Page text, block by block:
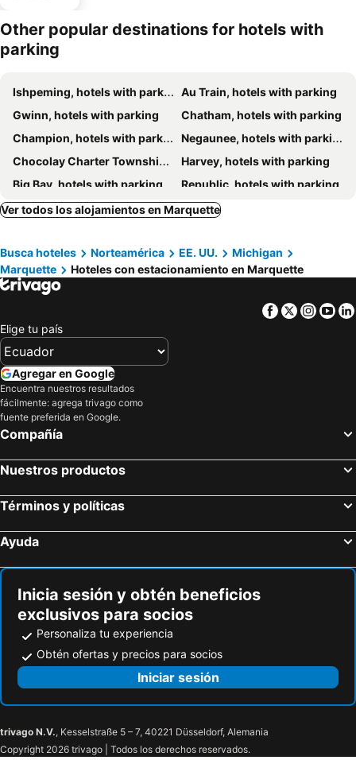
Other popular destinations for hotels with
parking
Ishpeming, hotels with parking
Au Train, hotels with parking
Gwinn, hotels with parking
Chatham, hotels with parking
Champion, hotels with parking
Negaunee, hotels with parking
Chocolay Charter Township, hotels with parking
Harvey, hotels with parking
Big Bay, hotels with parking
Republic, hotels with parking
Little Lake, hotels with parking
Skandia, hotels with parking
Ver todos los alojamientos en Marquette
Busca hoteles Norteamérica EE. UU.
Michigan
Marquette
Hoteles con estacionamiento en Marquette
Facebook
Twitter
Elige tu país
Agregar en Google
Encuentra nuestros resultados
fácilmente: agrega trivago como
fuente preferida en Google.
Compañía
Nuestros productos
Términos y políticas
Ayuda
Inicia sesión y obtén beneficios
exclusivos para socios
Personaliza tu experiencia
Obtén ofertas y precios para socios
Iniciar sesión
trivago N.V., Kesselstraße 5 – 7, 40221 Düsseldorf, Alemania
Copyright 2026 trivago | Todos los derechos reservados.